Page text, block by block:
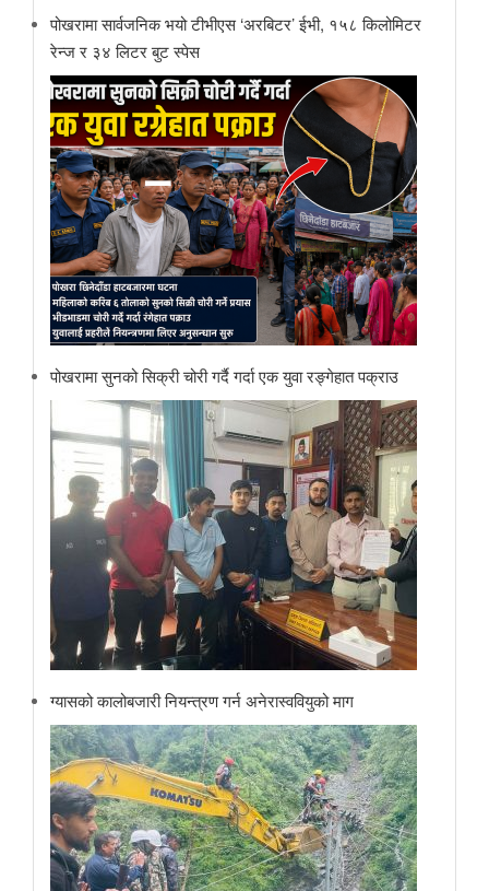
पोखरामा सार्वजनिक भयो टीभीएस ‘अरबिटर’ ईभी, १५८ किलोमिटर
रेन्ज र ३४ लिटर बुट स्पेस
पोखरामा सुनको सिक्री चोरी गर्दै गर्दा एक युवा रङ्गेहात पक्राउ
ग्यासको कालोबजारी नियन्त्रण गर्न अनेरास्ववियुको माग